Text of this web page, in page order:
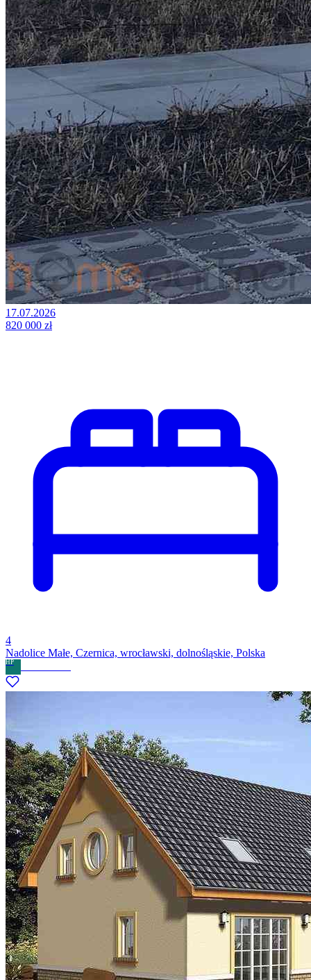
17.07.2026
820 000 zł
4
Nadolice Małe, Czernica, wrocławski, dolnośląskie, Polska
HP